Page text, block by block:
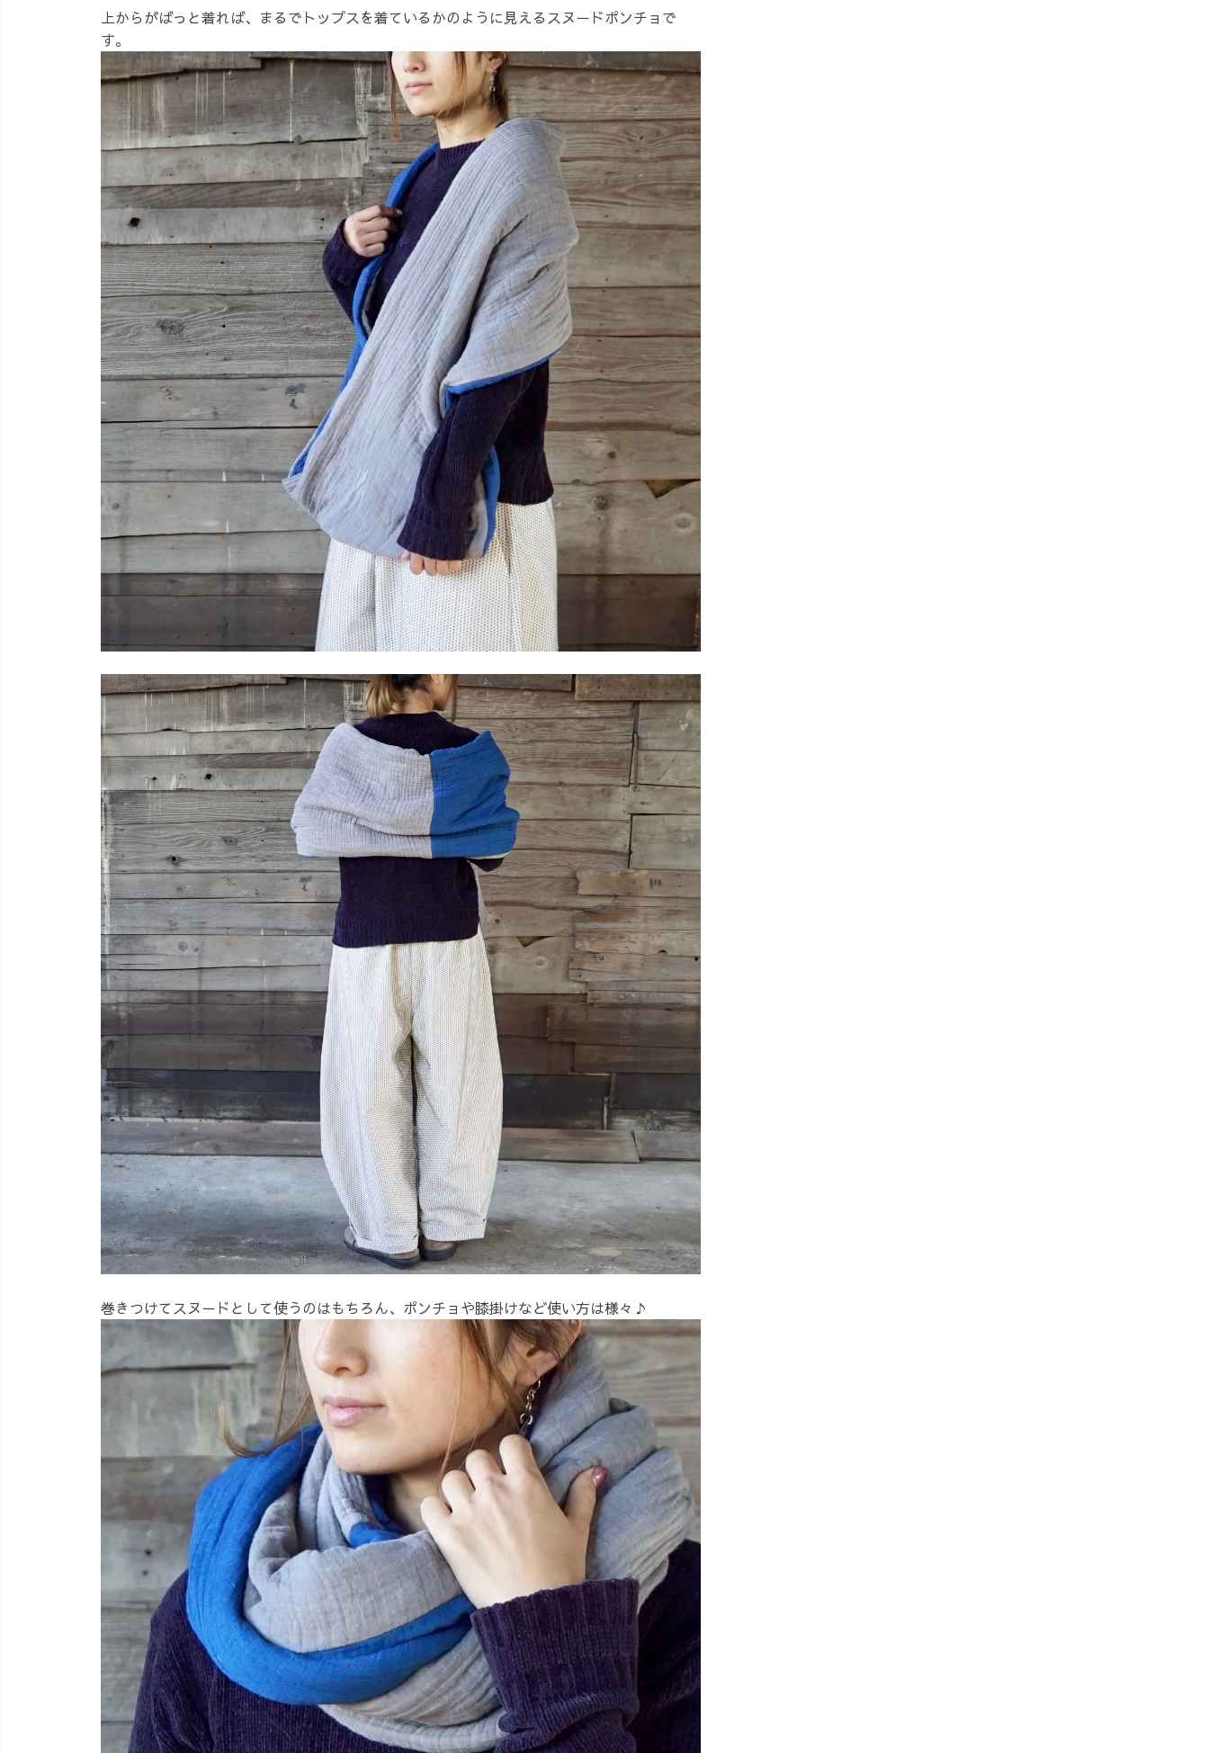
上からがばっと着れば、まるでトップスを着ているかのように見えるスヌードポンチョで
す。
巻きつけてスヌードとして使うのはもちろん、ポンチョや膝掛けなど使い方は様々♪